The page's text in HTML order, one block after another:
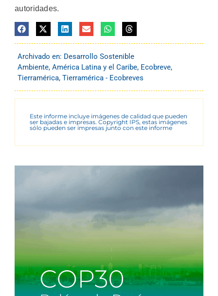
autoridades.
Archivado en: Desarrollo Sostenible
Ambiente, América Latina y el Caribe, Ecobreve,
Tierramérica, Tierramérica - Ecobreves
Este informe incluye imágenes de calidad que pueden
ser bajadas e impresas. Copyright IPS, estas imágenes
sólo pueden ser impresas junto con este informe